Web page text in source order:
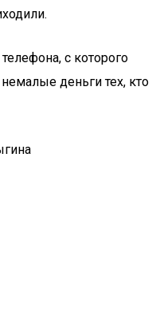
с которого
деньги тех, кто